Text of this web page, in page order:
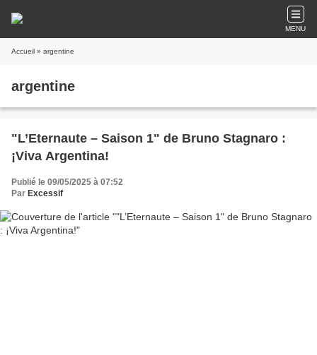
MENU
Accueil » argentine
argentine
"L’Eternaute – Saison 1" de Bruno Stagnaro :
¡Viva Argentina!
Publié le 09/05/2025 à 07:52
Par Excessif